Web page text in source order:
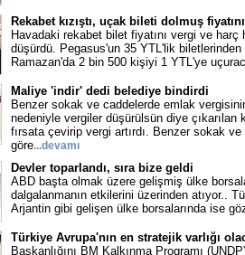
Rekabet kızıştı, uçak bileti dolmuş
Havadaki rekabet bilet fiyatını vergi ve harç
düşürdü. Pegasus'un 35 YTL'lik biletlerinden
Ramazan'da 2 bin 500 kişiyi 1 YTL'ye
Maliye 'indir' dedi belediye bindirdi
Benzer sokak ve caddelerde emlak
nedeniyle vergiler düşürülsün diye çıkarılan
fırsata çevirip vergi artırdı. Benzer sokak
göre...devamı
Devler toparlandı, sıra bize geldi
ABD başta olmak üzere gelişmiş ülke
dalgalanmanın etkilerini üzerinden atıyor..
Arjantin gibi gelişen ülke borsalarında ise
Türkiye Avrupa'nın en stratejik varlığı
Başkanlığını BM Kalkınma Programı